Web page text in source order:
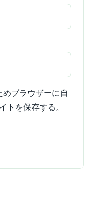
ブラウザーに自
トを保存する。